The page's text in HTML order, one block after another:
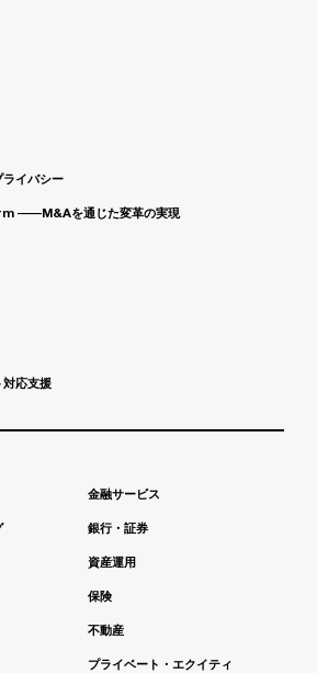
ライバシー
を通じた変革の実現
対応支援
金融サービス
銀行・証券
資産運用
保険
不動産
プライベート・エクイティ